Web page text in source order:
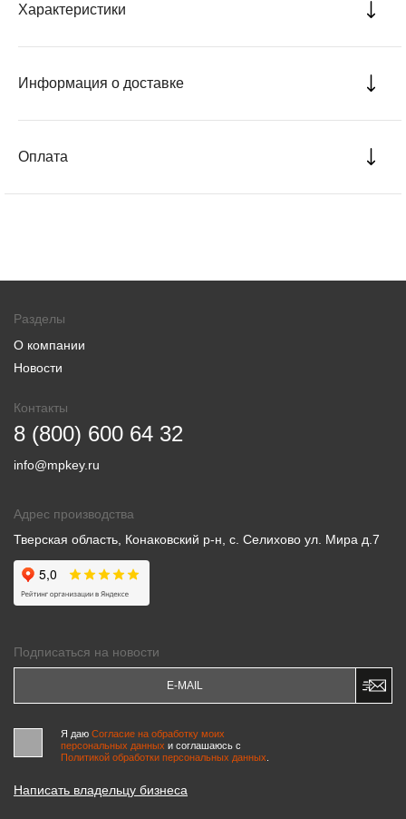
Характеристики
Информация о доставке
Оплата
Разделы
О компании
Новости
Контакты
8 (800) 600 64 32
info@mpkey.ru
Адрес производства
Тверская область, Конаковский р-н, с. Селихово ул. Мира д.7
Подписаться на новости
Я даю Согласие на обработку моих
персональных данных и соглашаюсь c
Политикой обработки персональных данных
Написать владельцу бизнеса